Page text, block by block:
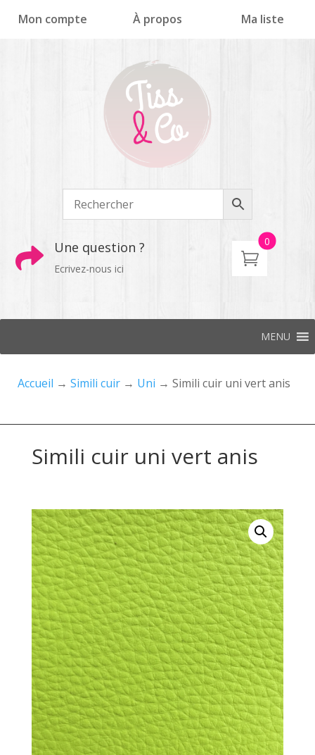
Mon compte À propos Ma liste
 Une question ?
Ecrivez-nous ici
0
MENU
Accueil → Simili cuir → Uni → Simili cuir uni vert anis
Simili cuir uni vert anis